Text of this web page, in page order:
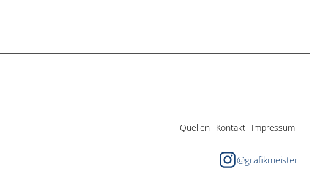
Quellen Kontakt Impressum
@grafikmeister